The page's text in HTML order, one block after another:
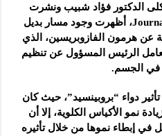
الدكتور فؤاد شبيب ونشرت
في Journal of Clinical Investigation، أظهرت وجود مسار بديل
عن هرمون الفازوبريسين، الذي
الرئيس المسؤول عن تنظيم
في الجسم.
دواء “بروبينسيد”، حيث كان
نمو الأكياس الكلوية، إلا أن
في إبطاء نموها من خلال تأثيره